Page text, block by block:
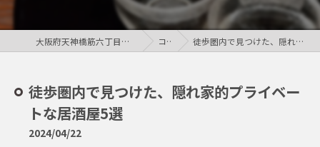
大阪府天神橋筋六丁目の居酒屋なら鶏居酒屋pao福 コラム 徒歩圏内で見つけた、隠れ家的プライベートな居酒屋5選
徒歩圏内で見つけた、隠れ家的プライベー
トな居酒屋5選
2024/04/22